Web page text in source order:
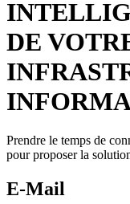
DE
Prendre le temps de
pour proposer la
E-Mail